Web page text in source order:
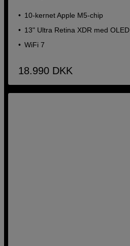
10-kernet Apple M5-chip
13" Ultra Retina XDR med OLED
WiFi 7
18.990 DKK